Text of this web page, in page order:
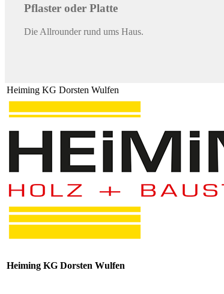
Pflaster oder Platte
Die Allrounder rund ums Haus.
Heiming KG Dorsten Wulfen
Heiming KG Dorsten Wulfen